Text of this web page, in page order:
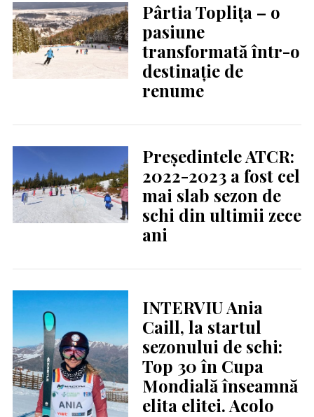
Pârtia Toplița – o
pasiune
transformată într-o
destinație de
renume
Președintele ATCR:
2022-2023 a fost cel
mai slab sezon de
schi din ultimii zece
ani
INTERVIU Ania
Caill, la startul
sezonului de schi:
Top 30 în Cupa
Mondială înseamnă
elita elitei. Acolo